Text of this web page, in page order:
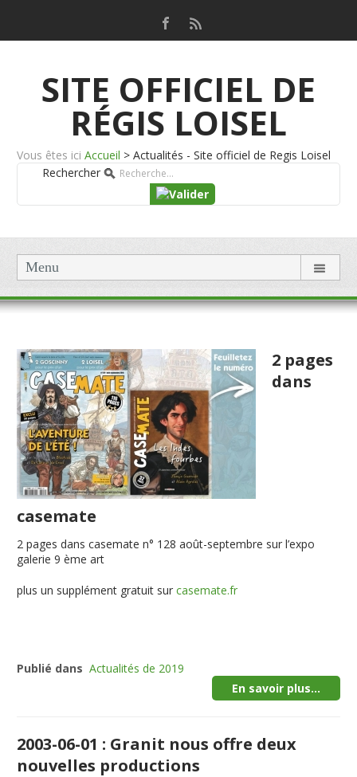
SITE OFFICIEL DE
RÉGIS LOISEL
Vous êtes ici Accueil > Actualités - Site officiel de Regis Loisel
Rechercher
Menu
2 pages
dans
casemate
2 pages dans casemate n° 128 août-septembre sur l’expo
galerie 9 ème art
plus un supplément gratuit surcasemate.fr
Publié dans Actualités de 2019
En savoir plus...
2003-06-01 : Granit nous offre deux
nouvelles productions